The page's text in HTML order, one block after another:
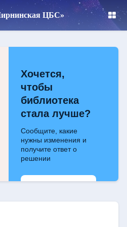
ЦБС»
Хочется,
чтобы
библиотека
стала лучше?
Сообщите, какие
нужны изменения и
получите ответ о
решении